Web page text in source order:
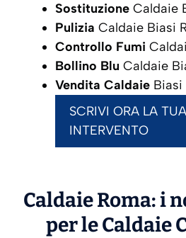
Sostituzione Caldaie
Pulizia Caldaie Biasi
Controllo Fumi
Bollino Blu Caldaie
Vendita Caldaie Biasi
SCRIVI ORA LA
INTERVENTO
Caldaie Roma: i
per le Caldaie